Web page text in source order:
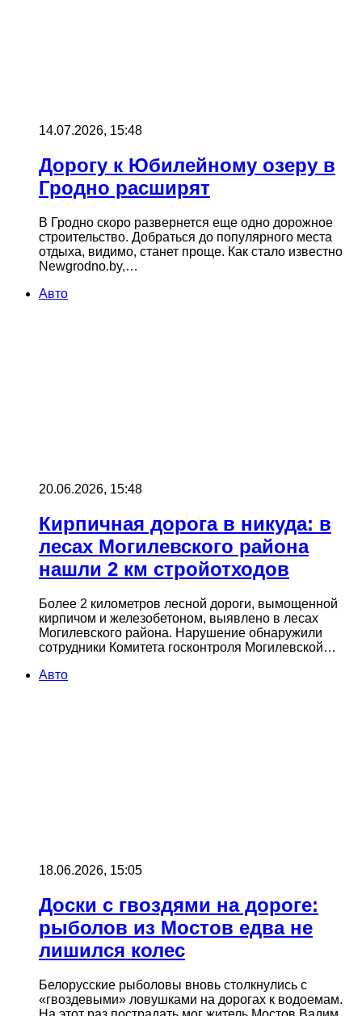
14.07.2026, 15:48
Дорогу к Юбилейному озеру в
Гродно расширят
В Гродно скоро развернется еще одно дорожное
строительство. Добраться до популярного места
отдыха, видимо, станет проще. Как стало известно
Newgrodno.by,…
Авто
20.06.2026, 15:48
Кирпичная дорога в никуда: в
лесах Могилевского района
нашли 2 км стройотходов
Более 2 километров лесной дороги, вымощенной
кирпичом и железобетоном, выявлено в лесах
Могилевского района. Нарушение обнаружили
сотрудники Комитета госконтроля Могилевской…
Авто
18.06.2026, 15:05
Доски с гвоздями на дороге:
рыболов из Мостов едва не
лишился колес
Белорусские рыболовы вновь столкнулись с
«гвоздевыми» ловушками на дорогах к водоемам.